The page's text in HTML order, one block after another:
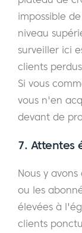
impossible
niveau
surveiller ici
clients
Si vous
vous n'en
devant de
7. Attentes
Nous y
ou les
élevées à
clients